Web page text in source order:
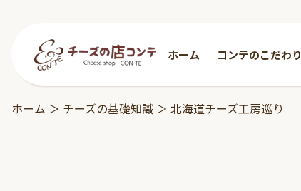
ホーム コンテのこだわり
ホーム ＞ チーズの基礎知識 ＞ 北海道チーズ工房巡り